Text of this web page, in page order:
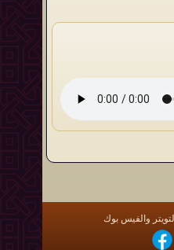
والفيس بوك